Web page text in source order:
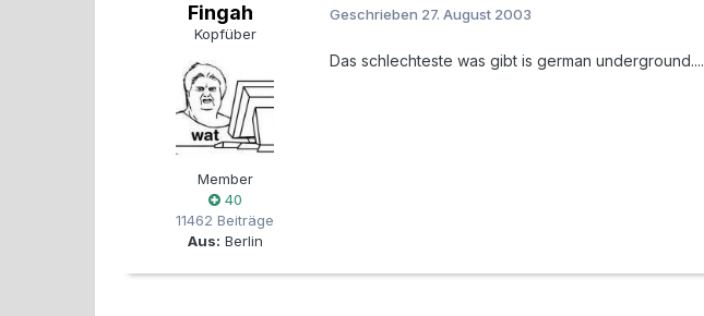
Fingah
Kopfüber
Member
40
11462 Beiträge
Aus: Berlin
Geschrieben 27. August 2003
Das schlechteste was gibt is german underground....